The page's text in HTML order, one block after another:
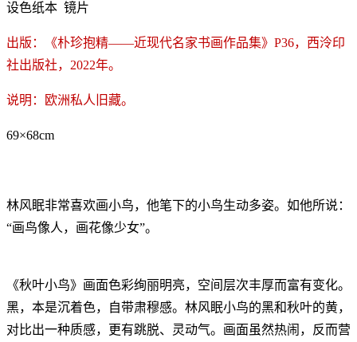
设色纸本 镜片
出版：《朴珍抱精——近现代名家书画作品集》P36，西泠印
社出版社，2022年。
说明：欧洲私人旧藏。
69×68cm
林风眠非常喜欢画小鸟，他笔下的小鸟生动多姿。如他所说：
“画鸟像人，画花像少女”。
《秋叶小鸟》画面色彩绚丽明亮，空间层次丰厚而富有变化。
黑，本是沉着色，自带肃穆感。林风眠小鸟的黑和秋叶的黄，
对比出一种质感，更有跳脱、灵动气。画面虽然热闹，反而营